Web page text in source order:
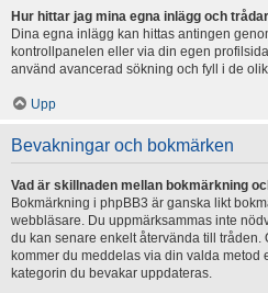
Hur hittar jag mina egna inlägg och
Dina egna inlägg kan hittas antingen
kontrollpanelen eller via din egen
använd avancerad sökning och fyll i de
Upp
Bevakningar och bokmärken
Vad är skillnaden mellan bokmärkning
Bokmärkning i phpBB3 är ganska likt
webbläsare. Du uppmärksammas inte
du kan senare enkelt återvända till tråden.
kommer du meddelas via din valda metod
kategorin du bevakar uppdateras.